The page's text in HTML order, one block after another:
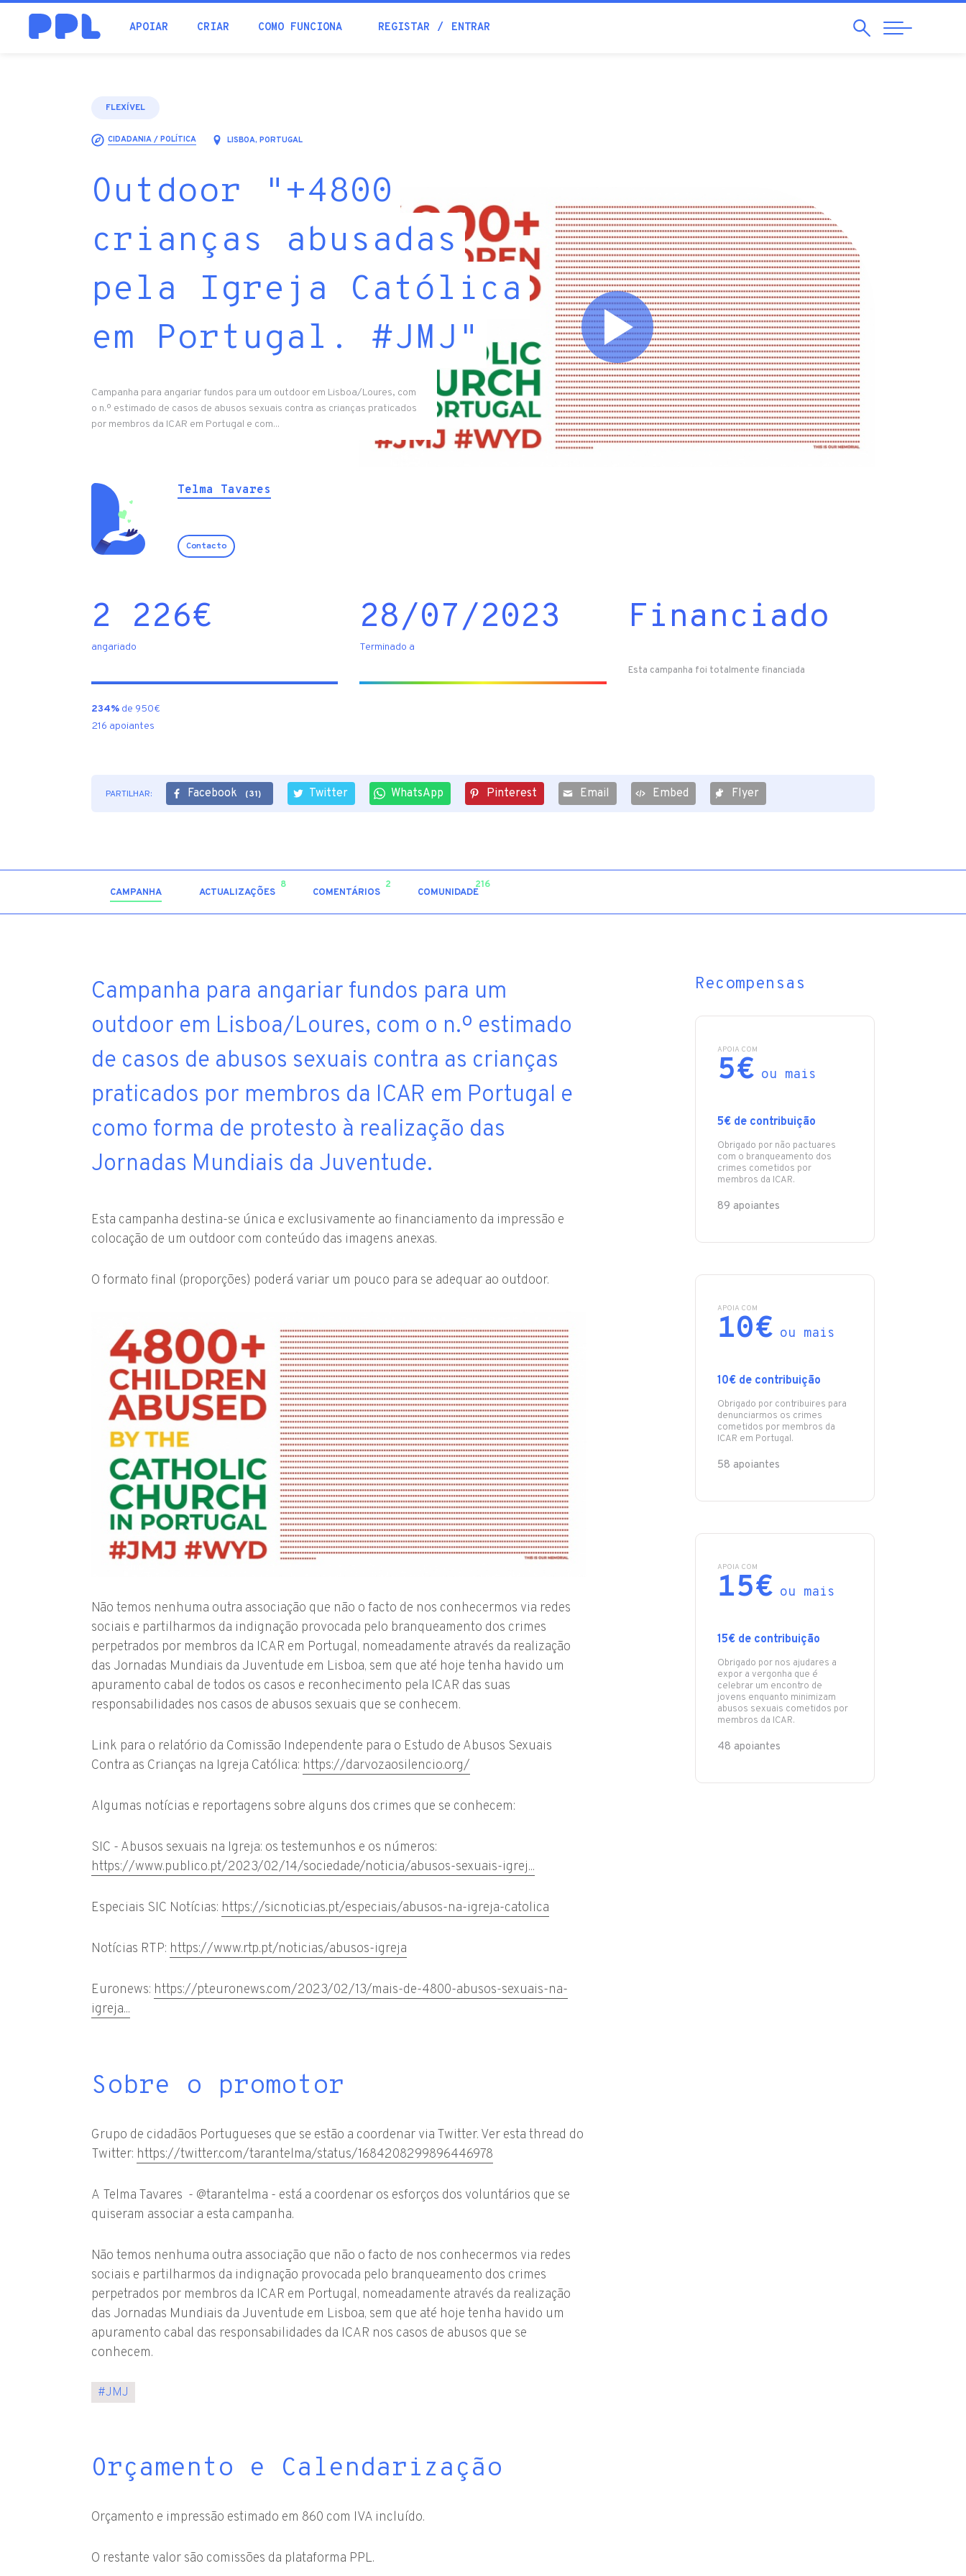
APOIAR CRIAR COMO FUNCIONA REGISTAR ENTRAR Pesquisar
Abrir
Navegação
procura
FLEXÍVEL
CIDADANIA / POLÍTICA LISBOA, PORTUGAL
Outdoor "+4800
crianças abusadas
pela Igreja Católica
em Portugal. #JMJ"
Campanha para angariar fundos para um outdoor em Lisboa/Loures, com
o n.º estimado de casos de abusos sexuais contra as crianças praticados
por membros da ICAR em Portugal e com...
Telma Tavares
Contacto
2 226€
angariado
234% de 950€
216 apoiantes
28/07/2023
Terminado a
Financiado
Esta campanha foi totalmente financiada
PARTILHAR: Facebook (31) Twitter WhatsApp Pinterest Email Embed Flyer
CAMPANHA ACTUALIZAÇÕES
8
COMENTÁRIOS
2
COMUNIDADE
216
Campanha para angariar fundos para um
outdoor em Lisboa/Loures, com o n.º estimado
de casos de abusos sexuais contra as crianças
praticados por membros da ICAR em Portugal e
como forma de protesto à realização das
Jornadas Mundiais da Juventude.
Esta campanha destina-se única e exclusivamente ao financiamento da impressão e
colocação de um outdoor com conteúdo das imagens anexas.
O formato final (proporções) poderá variar um pouco para se adequar ao outdoor.
Não temos nenhuma outra associação que não o facto de nos conhecermos via redes
sociais e partilharmos da indignação provocada pelo branqueamento dos crimes
perpetrados por membros da ICAR em Portugal, nomeadamente através da realização
das Jornadas Mundiais da Juventude em Lisboa, sem que até hoje tenha havido um
apuramento cabal de todos os casos e reconhecimento pela ICAR das suas
responsabilidades nos casos de abusos sexuais que se conhecem.
Link para o relatório da Comissão Independente para o Estudo de Abusos Sexuais
Contra as Crianças na Igreja Católica: https://darvozaosilencio.org/
Algumas notícias e reportagens sobre alguns dos crimes que se conhecem:
SIC - Abusos sexuais na Igreja: os testemunhos e os números:
https://www.publico.pt/2023/02/14/sociedade/noticia/abusos-sexuais-igrej...
Especiais SIC Notícias: https://sicnoticias.pt/especiais/abusos-na-igreja-catolica
Notícias RTP: https://www.rtp.pt/noticias/abusos-igreja
Euronews: https://pt.euronews.com/2023/02/13/mais-de-4800-abusos-sexuais-na-
igreja...
Sobre o promotor
Grupo de cidadãos Portugueses que se estão a coordenar via Twitter. Ver esta thread do
Twitter: https://twitter.com/tarantelma/status/1684208299896446978
A Telma Tavares - @tarantelma - está a coordenar os esforços dos voluntários que se
quiseram associar a esta campanha.
Não temos nenhuma outra associação que não o facto de nos conhecermos via redes
sociais e partilharmos da indignação provocada pelo branqueamento dos crimes
perpetrados por membros da ICAR em Portugal, nomeadamente através da realização
das Jornadas Mundiais da Juventude em Lisboa, sem que até hoje tenha havido um
apuramento cabal das responsabilidades da ICAR nos casos de abusos que se
conhecem.
#JMJ
Orçamento e Calendarização
Orçamento e impressão estimado em 860 com IVA incluído.
O restante valor são comissões da plataforma PPL.
Recompensas
APOIA COM
5€ ou mais
5€ de contribuição
Obrigado por não pactuares
com o branqueamento dos
crimes cometidos por
membros da ICAR.
89 apoiantes
APOIA COM
10€ ou mais
10€ de contribuição
Obrigado por contribuires para
denunciarmos os crimes
cometidos por membros da
ICAR em Portugal.
58 apoiantes
APOIA COM
15€ ou mais
15€ de contribuição
Obrigado por nos ajudares a
expor a vergonha que é
celebrar um encontro de
jovens enquanto minimizam
abusos sexuais cometidos por
membros da ICAR.
48 apoiantes